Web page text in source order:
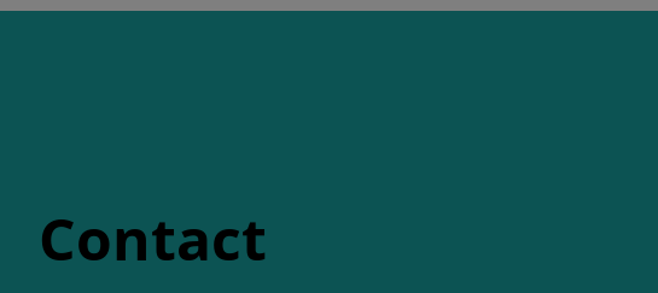
Contact